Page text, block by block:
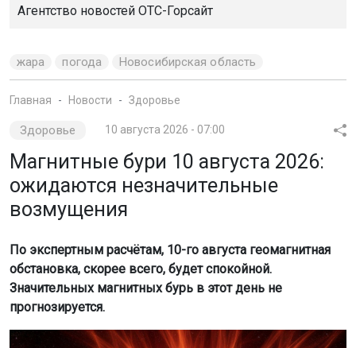
Агентство новостей ОТС-Горсайт
жара погода Новосибирская область
Главная Новости Здоровье
Здоровье 10 августа 2026 - 07:00
Магнитные бури 10 августа 2026:
ожидаются незначительные
возмущения
По экспертным расчётам, 10-го августа геомагнитная
обстановка, скорее всего, будет спокойной.
Значительных магнитных бурь в этот день не
прогнозируется.